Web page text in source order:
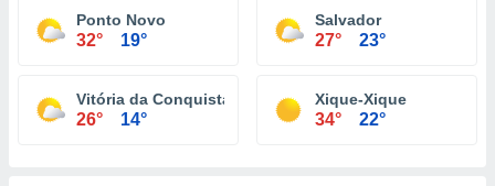
Ponto Novo
32° 19°
Salvador
27° 23°
Vitória da Conquista
26° 14°
Xique-Xique
34° 22°